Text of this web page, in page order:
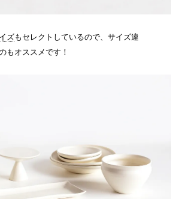
ズもセレクトしているので、サイズ違
もオススメです！